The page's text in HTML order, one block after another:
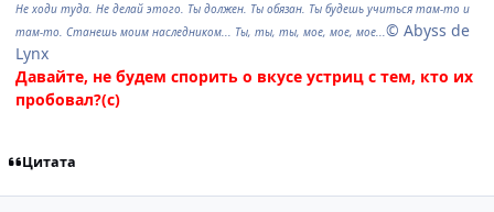
Не ходи туда. Не делай этого. Ты должен. Ты обязан. Ты будешь учиться там-то и
там-то. Станешь моим наследником... Ты, ты, ты, мое, мое, мое...© Abyss de
Lynx
Давайте, не будем спорить о вкусе устриц с тем, кто их
пробовал?(с)
Цитата